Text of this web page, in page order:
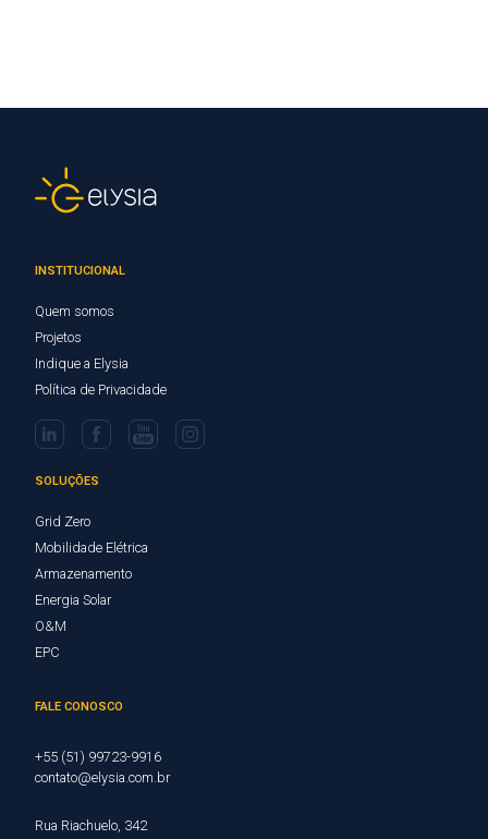
INSTITUCIONAL
Quem somos
Projetos
Indique a Elysia
Política de Privacidade
SOLUÇÕES
Grid Zero
Mobilidade Elétrica
Armazenamento
Energia Solar
O&M
EPC
FALE CONOSCO
+55 (51) 99723-9916
contato@elysia.com.br
Rua Riachuelo, 342